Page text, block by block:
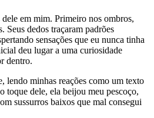
em mim. Primeiro nos ombros,
Seus dedos traçaram padrões
sensações que eu nunca tinha
deu lugar a uma curiosidade
dentro.
lendo minhas reações como um texto
toque dele, ela beijou meu pescoço,
sussurros baixos que mal consegui